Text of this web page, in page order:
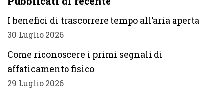
I benefici di trascorrere tempo all’aria aperta
30 Luglio 2026
Come riconoscere i primi segnali di
affaticamento fisico
29 Luglio 2026